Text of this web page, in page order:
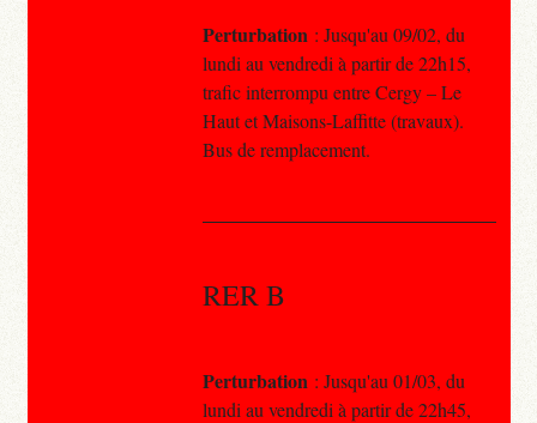
Perturbation : Jusqu'au 09/02, du
lundi au vendredi à partir de 22h15,
trafic interrompu entre Cergy – Le
Haut et Maisons-Laffitte (travaux).
Bus de remplacement.
RER B
Perturbation : Jusqu'au 01/03, du
lundi au vendredi à partir de 22h45,